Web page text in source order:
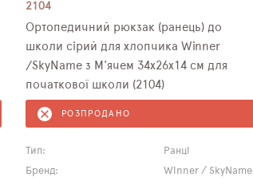
2104
Ортопедичний рюкзак (ранець) до
школи сірий для хлопчика Winner
/SkyName з М'ячем 34х26х14 см для
початкової школи (2104)
РОЗПРОДАНО
Тип:
Ранці
Бренд:
Winner / SkyName